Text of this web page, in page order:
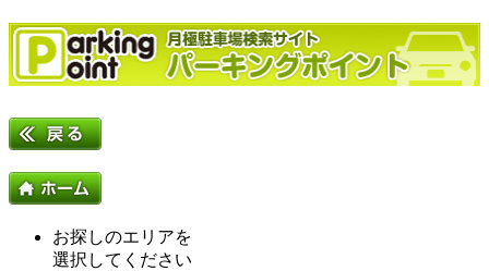
お探しのエリアを
選択してください